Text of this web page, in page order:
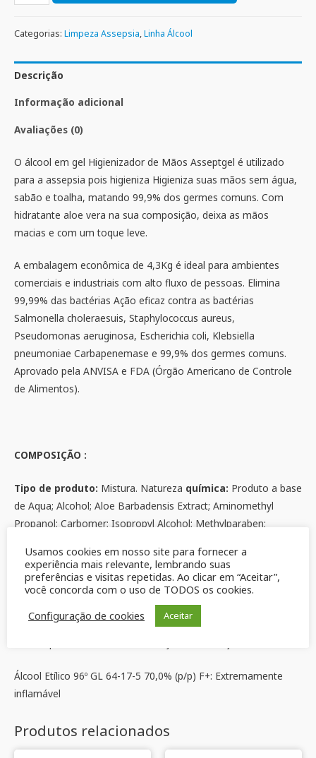
Categorias: Limpeza Assepsia,Linha Álcool
Descrição
Informação adicional
Avaliações (0)
O álcool em gel Higienizador de Mãos Asseptgel é utilizado
para a assepsia pois higieniza Higieniza suas mãos sem água,
sabão e toalha, matando 99,9% dos germes comuns. Com
hidratante aloe vera na sua composição, deixa as mãos
macias e com um toque leve.
A embalagem econômica de 4,3Kg é ideal para ambientes
comerciais e industriais com alto fluxo de pessoas. Elimina
99,99% das bactérias Ação eficaz contra as bactérias
Salmonella choleraesuis, Staphylococcus aureus,
Pseudomonas aeruginosa, Escherichia coli, Klebsiella
pneumoniae Carbapenemase e 99,9% dos germes comuns.
Aprovado pela ANVISA e FDA (Órgão Americano de Controle
de Alimentos).
COMPOSIÇÃO :
Tipo de produto: Mistura. Natureza química: Produto a base
de Aqua; Alcohol; Aloe Barbadensis Extract; Aminomethyl
Propanol; Carbomer; Isopropyl Alcohol; Methylparaben;
Butylphenyl Methylpropional; D-limonene; Hexyl Cinnamal;
Linalool.
Ingredientes ou impurezas que contribuam para o perigo:
Álcool Etílico 96º GL 64-17-5 70,0% (p/p) F+: Extremamente
inflamável
Produtos relacionados
Usamos cookies em nosso site para fornecer a
experiência mais relevante, lembrando suas
preferências e visitas repetidas. Ao clicar em “Aceitar”,
você concorda com o uso de TODOS os cookies.
Configuração de cookies
Aceitar